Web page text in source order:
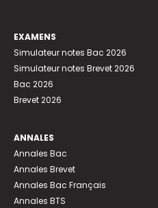
EXAMENS
Simulateur notes Bac 2026
Simulateur notes Brevet 2026
Bac 2026
Brevet 2026
ANNALES
Annales Bac
Annales Brevet
Annales Bac Français
Annales BTS